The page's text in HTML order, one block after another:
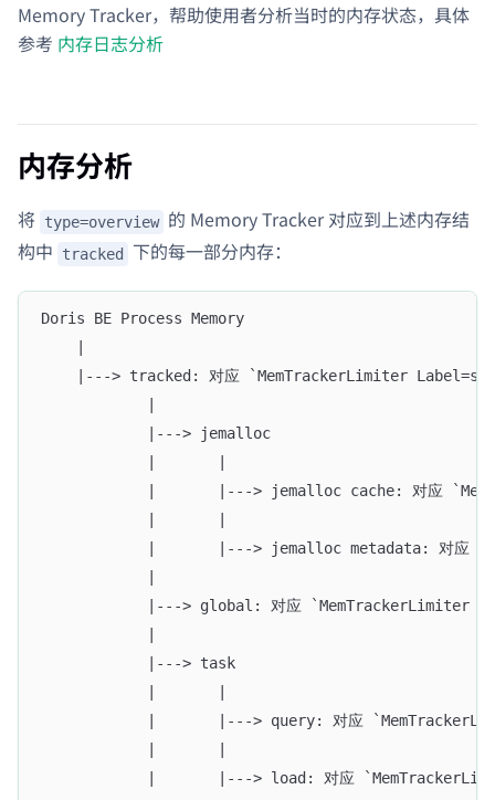
Memory Tracker，帮助使用者分析当时的内存状态，具体
参考 内存日志分析
内存分析
将 type=overview 的 Memory Tracker 对应到上述内存结
构中
tracked 下的每一部分内存：
Doris BE Process Memory
|---> tracked: 对应 `MemTrackerLimiter
            |---> jemalloc
|       |---> jemalloc cache: 对应
|       |---> jemalloc metadata: 对应
|---> global: 对应 `MemTrackerLimiter
            |---> task
|       |---> query: 对应
|       |---> load: 对应